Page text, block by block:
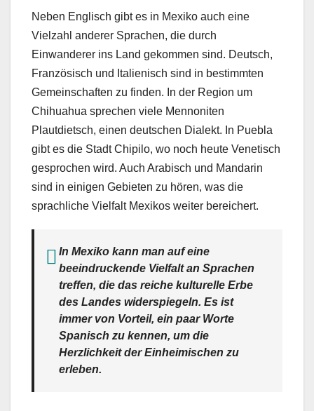
Neben Englisch gibt es in Mexiko auch eine
Vielzahl anderer Sprachen, die durch
Einwanderer ins Land gekommen sind. Deutsch,
Französisch und Italienisch sind in bestimmten
Gemeinschaften zu finden. In der Region um
Chihuahua sprechen viele Mennoniten
Plautdietsch, einen deutschen Dialekt. In Puebla
gibt es die Stadt Chipilo, wo noch heute Venetisch
gesprochen wird. Auch Arabisch und Mandarin
sind in einigen Gebieten zu hören, was die
sprachliche Vielfalt Mexikos weiter bereichert.
In Mexiko kann man auf eine
beeindruckende Vielfalt an Sprachen
treffen, die das reiche kulturelle Erbe
des Landes widerspiegeln. Es ist
immer von Vorteil, ein paar Worte
Spanisch zu kennen, um die
Herzlichkeit der Einheimischen zu
erleben.